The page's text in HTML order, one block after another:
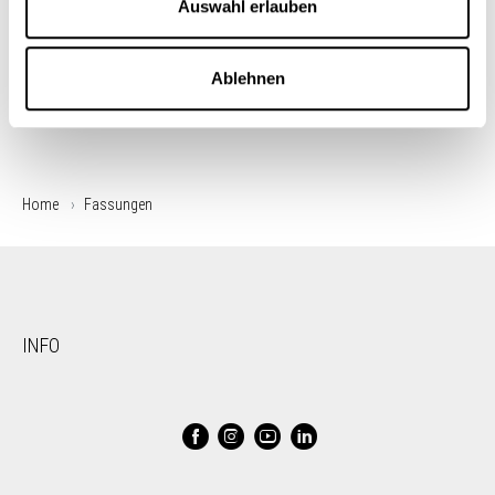
Auswahl erlauben
Ablehnen
Home Fassungen
INFO